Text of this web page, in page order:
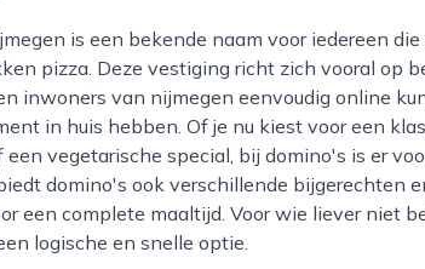
pizza. Deze vestiging richt zich vooral op
inwoners van nijmegen eenvoudig online
in huis hebben. Of je nu kiest voor een
vegetarische special, bij domino's is er
domino's ook verschillende bijgerechten
een complete maaltijd. Voor wie liever niet
logische en snelle optie.